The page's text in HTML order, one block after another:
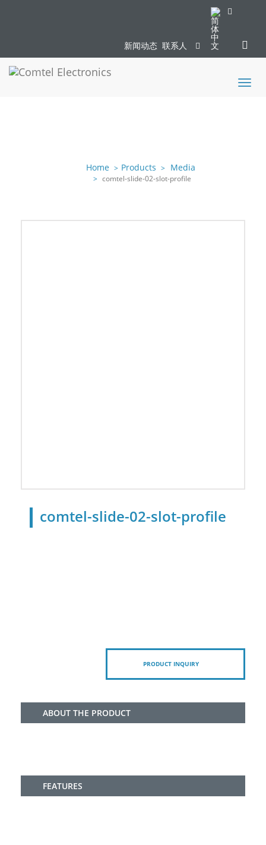
新闻动态 联系人
Toggle
Home Products Media
comtel-slide-02-slot-profile
comtel-slide-02-slot-profile
PRODUCT INQUIRY
ABOUT THE PRODUCT
FEATURES